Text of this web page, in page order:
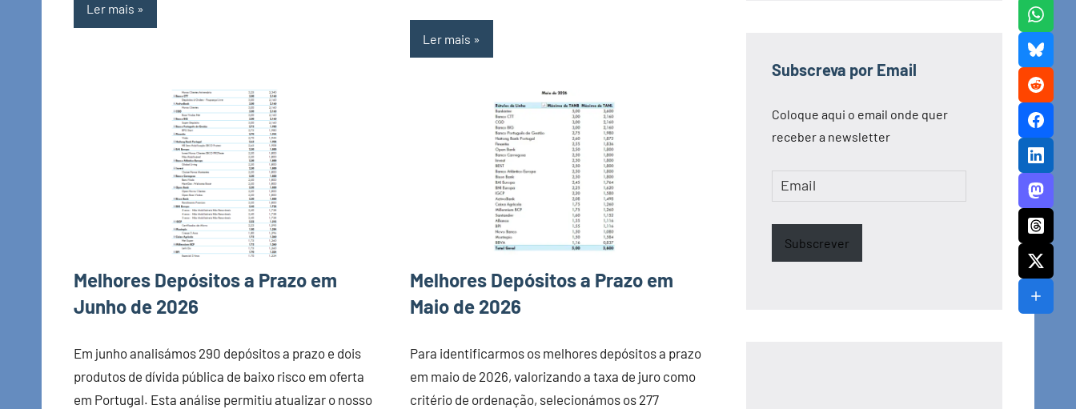
Ler mais
Ler mais
Melhores Depósitos a Prazo em
Junho de 2026
Em junho analisámos 290 depósitos a prazo e dois
produtos de dívida pública de baixo risco em oferta
em Portugal. Esta análise permitiu atualizar o nosso
Melhores Depósitos a Prazo em
Maio de 2026
Para identificarmos os melhores depósitos a prazo
em maio de 2026, valorizando a taxa de juro como
critério de ordenação, selecionámos os 277
Subscreva por Email
Coloque aqui o email onde quer
receber a newsletter
Email
Subscrever